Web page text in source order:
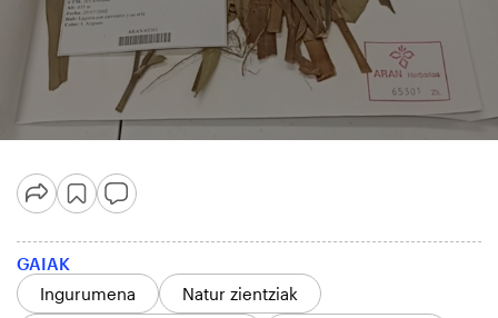
GAIAK
Ingurumena
Natur zientziak